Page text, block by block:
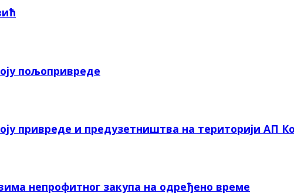
пољопривреде
привреде и предузетништва на територији АП
непрофитног закупа на одређено време